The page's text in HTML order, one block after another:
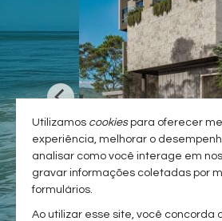
#208
BALNEÁRIO PIÇARRAS -
2
Utilizamos cookiespara oferecer
experiência, melhorar o
analisar como você interage em
gravar informações coletadas por
formulários.
Ao utilizar esse site, você concorda